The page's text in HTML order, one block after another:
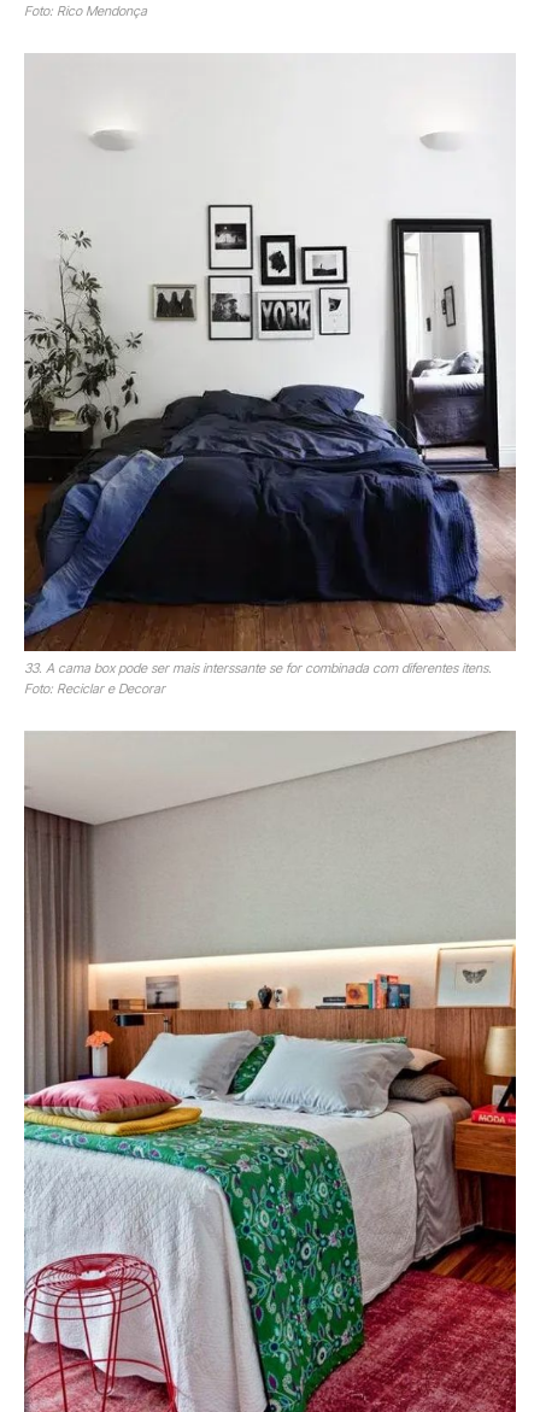
Foto: Rico Mendonça
33. A cama box pode ser mais interssante se for combinada com diferentes itens.
Foto: Reciclar e Decorar